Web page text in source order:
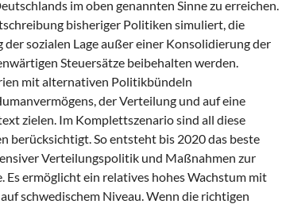
im oben genannten Sinne zu erreichen.
bisheriger Politiken simuliert, die
sozialen Lage außer einer Konsolidierung der
Steuersätze beibehalten werden.
mit alternativen Politikbündeln
der Verteilung und auf eine
zielen. Im Komplettszenario sind all diese
So entsteht bis 2020 das beste
Verteilungspolitik und Maßnahmen zur
ermöglicht ein relatives hohes Wachstum mit
schwedischem Niveau. Wenn die richtigen